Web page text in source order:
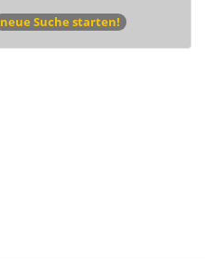
neue Suche starten!